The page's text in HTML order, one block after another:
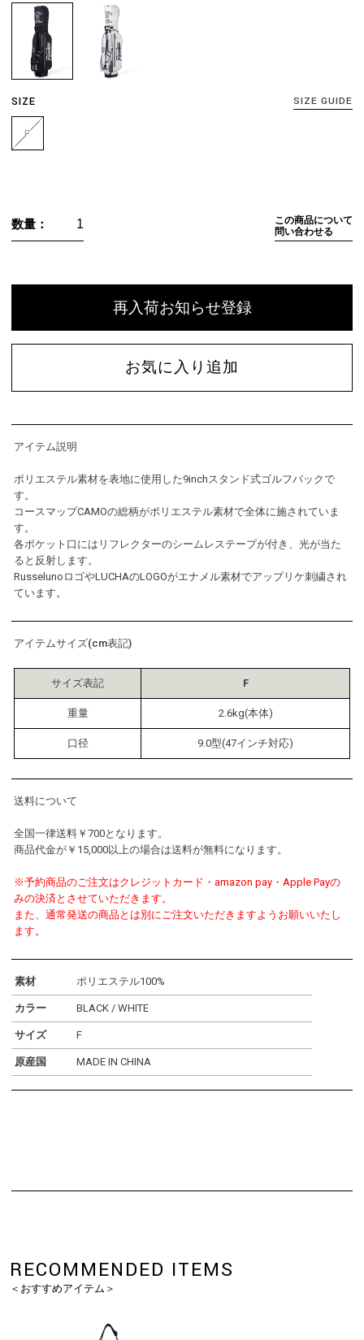
SIZE SIZE GUIDE
F
数量：
この商品について
問い合わせる
再入荷お知らせ登録
お気に入り追加
アイテム説明
ポリエステル素材を表地に使用した9inchスタンド式ゴルフバックで
す。
コースマップCAMOの総柄がポリエステル素材で全体に施されていま
す。
各ポケット口にはリフレクターのシームレステープが付き、光が当た
ると反射します。
RusselunoロゴやLUCHAのLOGOがエナメル素材でアップリケ刺繍され
ています。
アイテムサイズ(cm表記)
サイズ表記 F
重量 2.6kg(本体)
口径 9.0型(47インチ対応)
送料について
全国一律送料￥700となります。
商品代金が￥15,000以上の場合は送料が無料になります。
※予約商品のご注文はクレジットカード・amazon pay・Apple Payの
みの決済とさせていただきます。
また、通常発送の商品とは別にご注文いただきますようお願いいたし
ます。
素材 ポリエステル100%
カラー BLACK / WHITE
サイズ F
原産国 MADE IN CHINA
RECOMMENDED ITEMS
＜おすすめアイテム＞